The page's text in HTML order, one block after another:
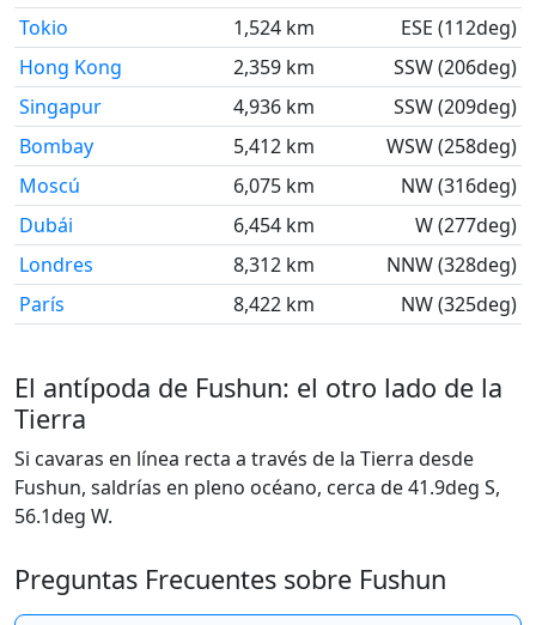
Tokio
1,524 km
ESE (112deg)
Hong Kong
2,359 km
SSW (206deg)
Singapur
4,936 km
SSW (209deg)
Bombay
5,412 km
WSW (258deg)
Moscú
6,075 km
NW (316deg)
Dubái
6,454 km
W (277deg)
Londres
8,312 km
NNW (328deg)
París
8,422 km NW (325deg)
El antípoda de Fushun: el otro lado de la
Tierra
Si cavaras en línea recta a través de la Tierra desde
Fushun, saldrías en pleno océano, cerca de 41.9deg S,
56.1deg W.
Preguntas Frecuentes sobre Fushun